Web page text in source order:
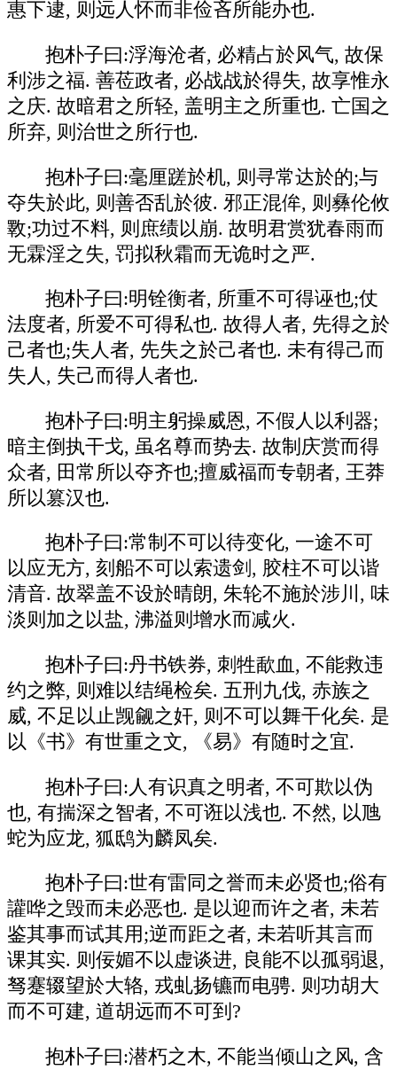
惠下逮, 则远人怀而非俭吝所能办也.
抱朴子曰:浮海沧者, 必精占於风气, 故保
利涉之福. 善莅政者, 必战战於得失, 故享惟永
之庆. 故暗君之所轻, 盖明主之所重也. 亡国之
所弃, 则治世之所行也.
抱朴子曰:毫厘蹉於机, 则寻常达於的;与
夺失於此, 则善否乱於彼. 邪正混侔, 则彝伦攸
斁;功过不料, 则庶绩以崩. 故明君赏犹春雨而
无霖淫之失, 罚拟秋霜而无诡时之严.
抱朴子曰:明铨衡者, 所重不可得诬也;仗
法度者, 所爱不可得私也. 故得人者, 先得之於
己者也;失人者, 先失之於己者也. 未有得己而
失人, 失己而得人者也.
抱朴子曰:明主躬操威恩, 不假人以利器;
暗主倒执干戈, 虽名尊而势去. 故制庆赏而得
众者, 田常所以夺齐也;擅威福而专朝者, 王莽
所以篡汉也.
抱朴子曰:常制不可以待变化, 一途不可
以应无方, 刻船不可以索遗剑, 胶柱不可以谐
清音. 故翠盖不设於晴朗, 朱轮不施於涉川, 味
淡则加之以盐, 沸溢则增水而减火.
抱朴子曰:丹书铁券, 刺牲歃血, 不能救违
约之弊, 则难以结绳检矣. 五刑九伐, 赤族之
威, 不足以止觊觎之奸, 则不可以舞干化矣. 是
以《书》有世重之文, 《易》有随时之宜.
抱朴子曰:人有识真之明者, 不可欺以伪
也, 有揣深之智者, 不可诳以浅也. 不然, 以虺
蛇为应龙, 狐鸱为麟凤矣.
抱朴子曰:世有雷同之誉而未必贤也;俗有
讙哗之毁而未必恶也. 是以迎而许之者, 未若
鉴其事而试其用;逆而距之者, 未若听其言而
课其实. 则佞媚不以虚谈进, 良能不以孤弱退,
驽蹇辍望於大辂, 戎虬扬镳而电骋. 则功胡大
而不可建, 道胡远而不可到?
抱朴子曰:潜朽之木, 不能当倾山之风, 含